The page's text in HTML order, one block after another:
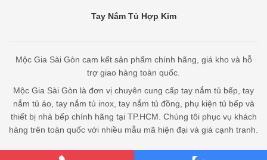
Tay Nắm Tủ Hợp Kim
Mộc Gia Sài Gòn cam kết sản phẩm chính hãng, giá kho và hỗ
trợ giao hàng toàn quốc.
Mộc Gia Sài Gòn là đơn vị chuyên cung cấp tay nắm tủ bếp, tay
nắm tủ áo, tay nắm tủ inox, tay nắm tủ đồng, phụ kiện tủ bếp và
thiết bị nhà bếp chính hãng tại TP.HCM. Chúng tôi phục vụ khách
hàng trên toàn quốc với nhiều mẫu mã hiện đại và giá cạnh tranh.